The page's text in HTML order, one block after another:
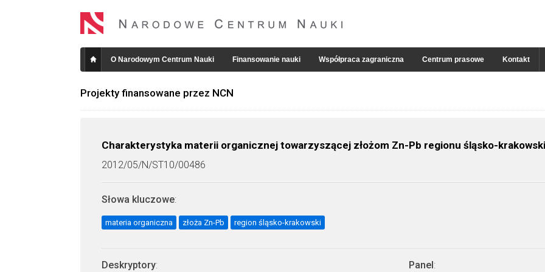
O Narodowym Centrum Nauki Finansowanie nauki Współpraca zagraniczna Centrum prasowe Kontakt
Projekty finansowane przez NCN
Charakterystyka materii organicznej towarzyszącej złożom Zn-Pb regionu śląsko-
2012/05/N/ST10/00486
Słowa kluczowe:
materia organiczna złoża Zn-Pb region śląsko-krakowski
Deskryptory: Panel: